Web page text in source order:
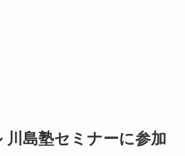
川島塾セミナーに参加